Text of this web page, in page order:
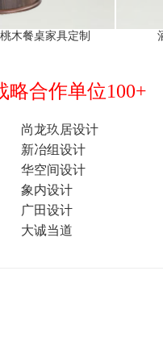
木餐桌家具定制
略合作单位100+
尚龙玖居设计
新冶组设计
华空间设计
象内设计
广田设计
大诚当道